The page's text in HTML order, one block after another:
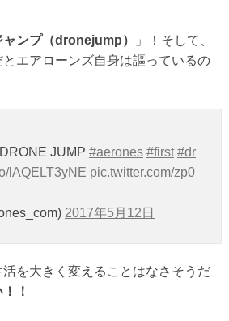
ャンプ（dronejump）
」！そして、
とエアローンズ自身は謳っているの
JUMP #aerones #first #dr
lAQELT3yNE pic.twitter.com/zp0
2017年5月12日
を大きく変えることはなさそうだ
！